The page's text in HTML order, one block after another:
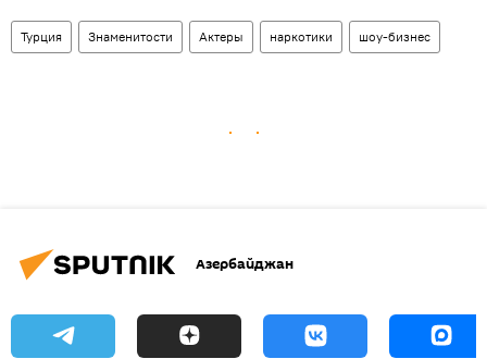
Турция Знаменитости Актеры наркотики шоу-бизнес
Азербайджан